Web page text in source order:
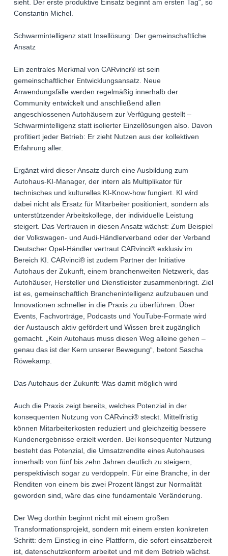
sieht. Der erste produktive Einsatz beginnt am ersten Tag“, so
Constantin Michel.
Schwarmintelligenz statt Insellösung: Der gemeinschaftliche
Ansatz
Ein zentrales Merkmal von CARvinci® ist sein
gemeinschaftlicher Entwicklungsansatz. Neue
Anwendungsfälle werden regelmäßig innerhalb der
Community entwickelt und anschließend allen
angeschlossenen Autohäusern zur Verfügung gestellt –
Schwarmintelligenz statt isolierter Einzellösungen also. Davon
profitiert jeder Betrieb: Er zieht Nutzen aus der kollektiven
Erfahrung aller.
Ergänzt wird dieser Ansatz durch eine Ausbildung zum
Autohaus-KI-Manager, der intern als Multiplikator für
technisches und kulturelles KI-Know-how fungiert. KI wird
dabei nicht als Ersatz für Mitarbeiter positioniert, sondern als
unterstützender Arbeitskollege, der individuelle Leistung
steigert. Das Vertrauen in diesen Ansatz wächst: Zum Beispiel
der Volkswagen- und Audi-Händlerverband oder der Verband
Deutscher Opel-Händler vertraut CARvinci® exklusiv im
Bereich KI. CARvinci® ist zudem Partner der Initiative
Autohaus der Zukunft, einem branchenweiten Netzwerk, das
Autohäuser, Hersteller und Dienstleister zusammenbringt. Ziel
ist es, gemeinschaftlich Branchenintelligenz aufzubauen und
Innovationen schneller in die Praxis zu überführen. Über
Events, Fachvorträge, Podcasts und YouTube-Formate wird
der Austausch aktiv gefördert und Wissen breit zugänglich
gemacht. „Kein Autohaus muss diesen Weg alleine gehen –
genau das ist der Kern unserer Bewegung“, betont Sascha
Röwekamp.
Das Autohaus der Zukunft: Was damit möglich wird
Auch die Praxis zeigt bereits, welches Potenzial in der
konsequenten Nutzung von CARvinci® steckt. Mittelfristig
können Mitarbeiterkosten reduziert und gleichzeitig bessere
Kundenergebnisse erzielt werden. Bei konsequenter Nutzung
besteht das Potenzial, die Umsatzrendite eines Autohauses
innerhalb von fünf bis zehn Jahren deutlich zu steigern,
perspektivisch sogar zu verdoppeln. Für eine Branche, in der
Renditen von einem bis zwei Prozent längst zur Normalität
geworden sind, wäre das eine fundamentale Veränderung.
Der Weg dorthin beginnt nicht mit einem großen
Transformationsprojekt, sondern mit einem ersten konkreten
Schritt: dem Einstieg in eine Plattform, die sofort einsatzbereit
ist, datenschutzkonform arbeitet und mit dem Betrieb wächst.